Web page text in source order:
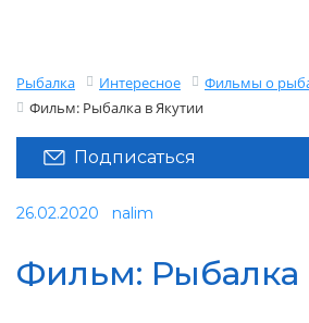
Рыбалка Интересное
Фильмы о
Фильм: Рыбалка в Якутии
Подписаться
26.02.2020 nalim
Фильм: Рыбалка